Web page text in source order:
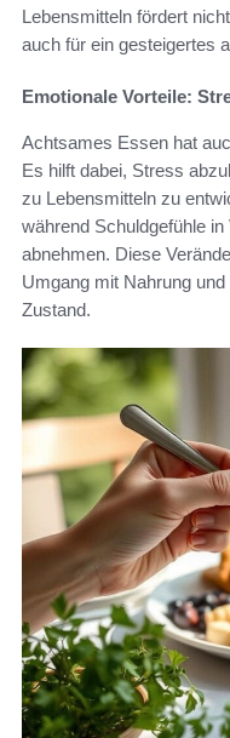
Lebensmitteln fördert
auch für ein gesteigertes
Emotionale Vorteile:
Achtsames Essen hat
Es hilft dabei, Stress
zu Lebensmitteln zu
während Schuldgefühle
abnehmen. Diese
Umgang mit Nahrung
Zustand.